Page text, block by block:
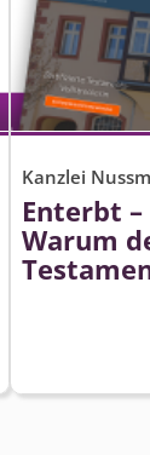
Kanzlei
Enterbt
Warum